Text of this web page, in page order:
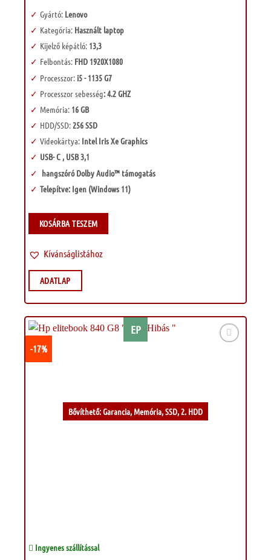
Gyártó:Lenovo
Kategória: Használt laptop
Kijelző képátló: 13,3
Felbontás: FHD 1920X1080
Processzor:i5 - 1135 G7
Processzor sebesség: 4.2 GHZ
Memória:16 GB
HDD/SSD:256 SSD
Videokártya:Intel Iris Xe Graphics
USB- C , USB 3,1
hangszóró Dolby Audio™ támogatás
Telepítve: Igen (Windows 11)
KOSÁRBA TESZEM
Kívánságlistához
ADATLAP
EP
Bővíthető: Garancia, Memória, SSD, 2. HDD
-17%
Ingyenes szállítással